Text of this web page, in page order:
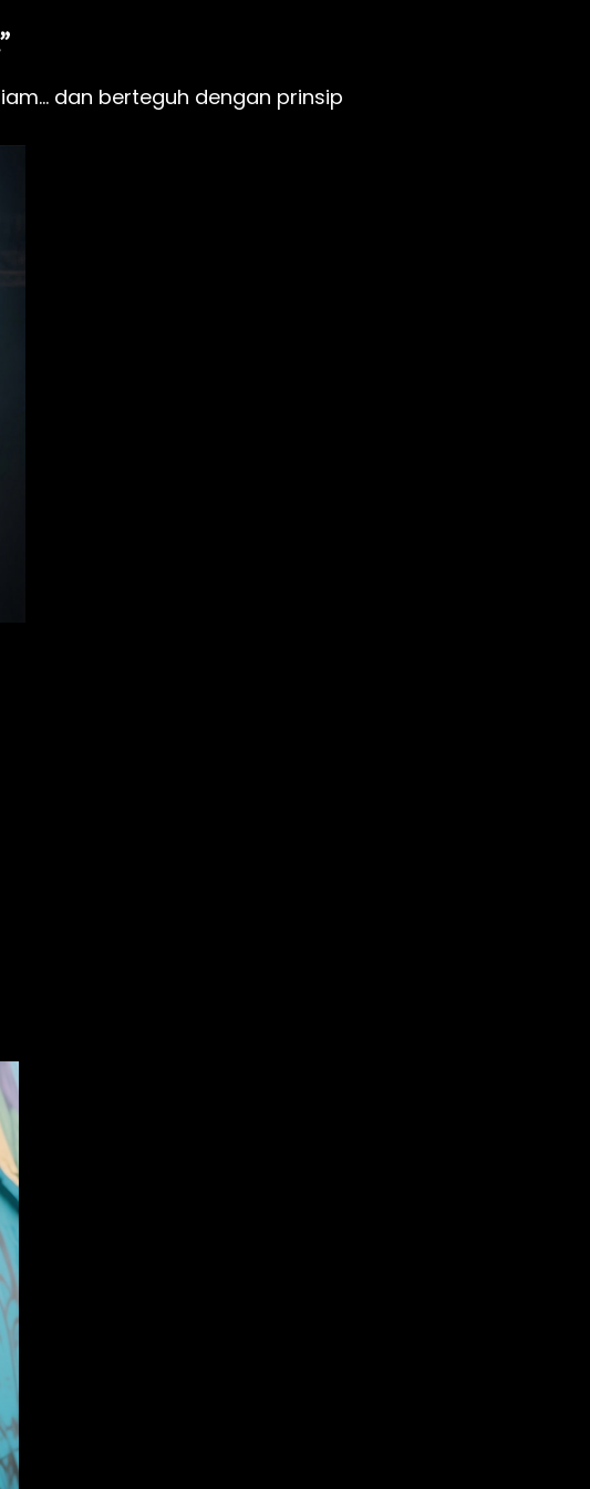
dan berteguh dengan prinsip